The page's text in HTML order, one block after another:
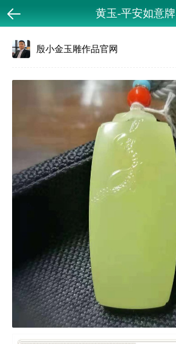
黄玉-平安如意牌
返回
殷小金玉雕作品官网